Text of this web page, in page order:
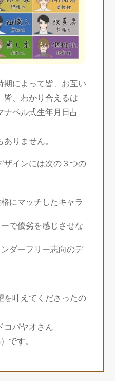
期によって皆、お互い
皆、わかり合えるは
ナベル式生年月日占
りません。
ザインには次の３つの
にマッチしたキャラ
で優劣を感じさせな
ダーフリー志向のデ
を叶えてくださったの
コパヤオさん
）です。